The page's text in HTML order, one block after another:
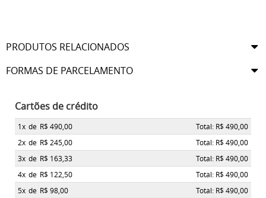
PRODUTOS RELACIONADOS
FORMAS DE PARCELAMENTO
Cartões de crédito
1x de R$ 490,00
Total: R$ 490,00
2x de R$ 245,00
Total: R$ 490,00
3x de R$ 163,33
Total: R$ 490,00
4x de R$ 122,50
Total: R$ 490,00
5x de R$ 98,00
Total: R$ 490,00